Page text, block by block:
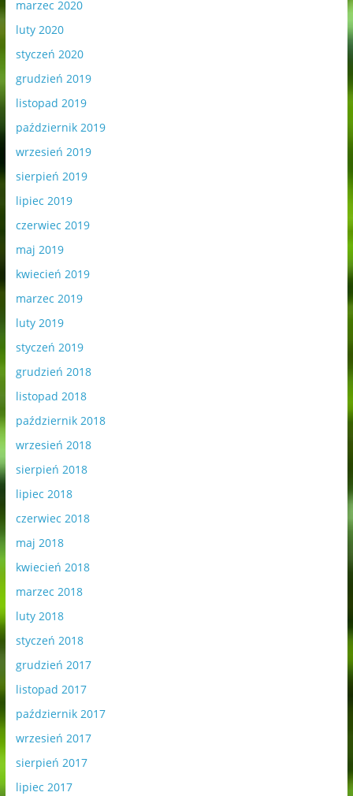
marzec 2020
luty 2020
styczeń 2020
grudzień 2019
listopad 2019
październik 2019
wrzesień 2019
sierpień 2019
lipiec 2019
czerwiec 2019
maj 2019
kwiecień 2019
marzec 2019
luty 2019
styczeń 2019
grudzień 2018
listopad 2018
październik 2018
wrzesień 2018
sierpień 2018
lipiec 2018
czerwiec 2018
maj 2018
kwiecień 2018
marzec 2018
luty 2018
styczeń 2018
grudzień 2017
listopad 2017
październik 2017
wrzesień 2017
sierpień 2017
lipiec 2017